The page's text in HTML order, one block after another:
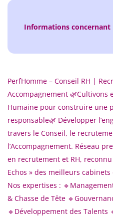
Informations
PerfHomme – Conseil RH |
Accompagnement 🌿Cultivons
Humaine pour construire une
responsable🌿 Développer
travers le Conseil, le
l’Accompagnement. Réseau
en recrutement et RH, reconnu
Echos » des meilleurs
Nos expertises :
& Chasse de Tête
🔹Développement des Talents